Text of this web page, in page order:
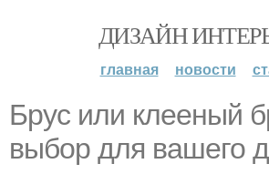
ДИЗАЙН
главная новости
Брус или клееный
выбор для вашего